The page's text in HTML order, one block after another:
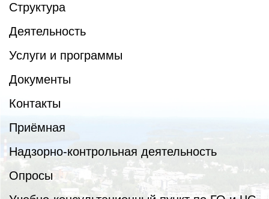
Структура
Деятельность
Услуги и программы
Документы
Контакты
Приёмная
Надзорно-контрольная деятельность
Опросы